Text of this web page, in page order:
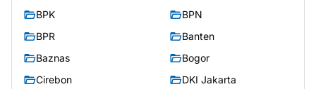
BPK
BPN
BPR
Banten
Baznas
Bogor
Cirebon
DKI Jakarta